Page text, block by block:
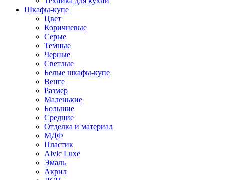
Шкафы-купе
Цвет
Коричневые
Серые
Темные
Черные
Светлые
Белые шкафы-купе
Венге
Размер
Маленькие
Большие
Средние
Отделка и материал
МДФ
Пластик
Alvic Luxe
Эмаль
Акрил